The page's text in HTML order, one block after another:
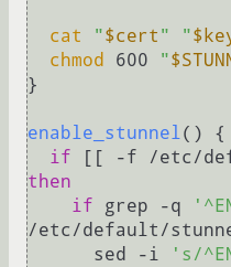
cat "$cert " "
chmod
600 "
}
enable_stunnel() {
if
then
if grep -q
/etc/default/
      sed -i
's/